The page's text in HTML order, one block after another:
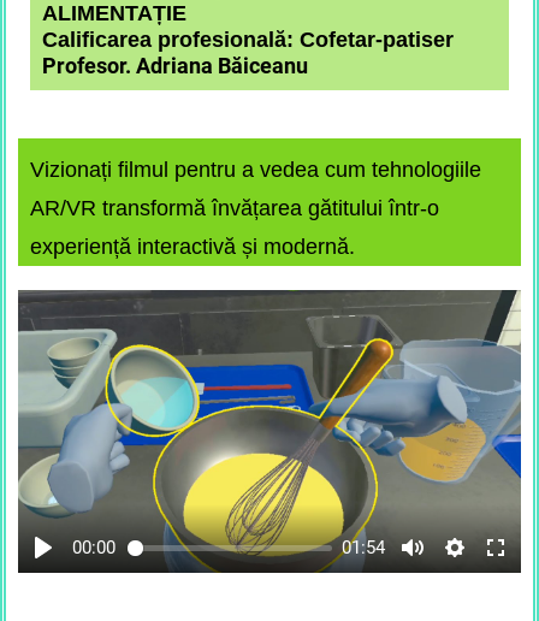
ALIMENTAȚIE
Calificarea profesională: Cofetar-patiser
Profesor. Adriana Băiceanu
Vizionați filmul pentru a vedea cum tehnologiile
AR/VR transformă învățarea gătitului într-o
experiență interactivă și modernă.
00:00 01:54